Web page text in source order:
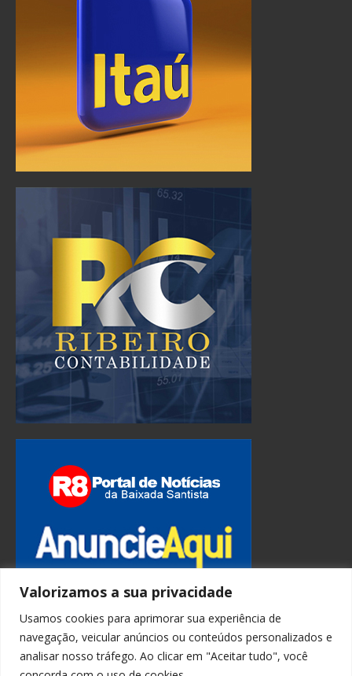
Valorizamos a sua privacidade
Usamos cookies para aprimorar sua experiência de
navegação, veicular anúncios ou conteúdos personalizados e
analisar nosso tráfego. Ao clicar em "Aceitar tudo", você